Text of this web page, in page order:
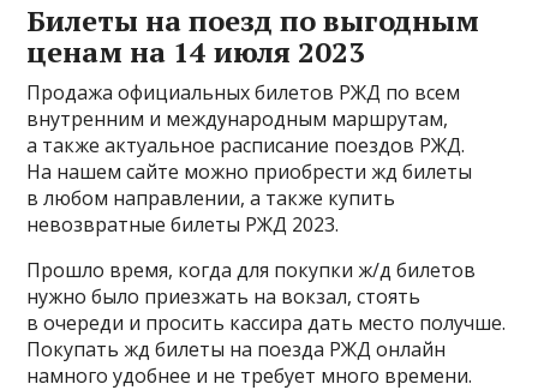
Билеты на поезд по выгодным
ценам на 14 июля 2023
Продажа официальных билетов РЖД по всем
внутренним и международным маршрутам,
а также актуальное расписание поездов РЖД.
На нашем сайте можно приобрести жд билеты
в любом направлении, а также купить
невозвратные билеты РЖД 2023.
Прошло время, когда для покупки ж/д билетов
нужно было приезжать на вокзал, стоять
в очереди и просить кассира дать место получше.
Покупать жд билеты на поезда РЖД онлайн
намного удобнее и не требует много времени.